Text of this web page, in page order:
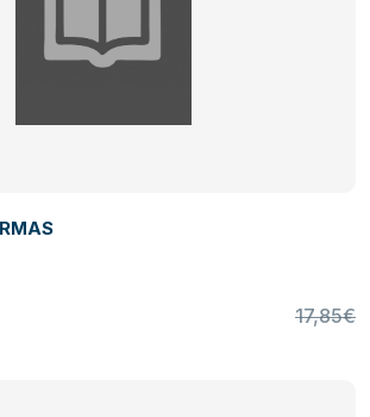
17,85€